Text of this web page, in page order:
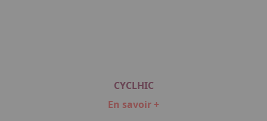
CYCLHIC
En savoir +